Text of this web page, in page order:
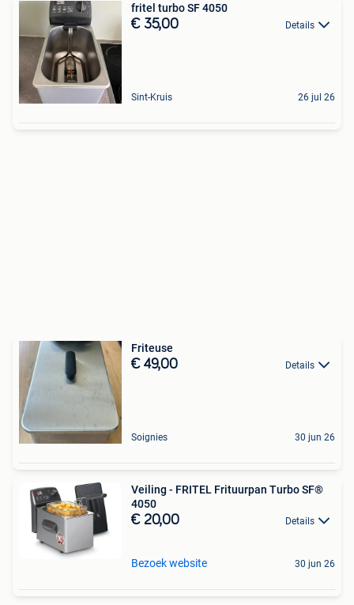
fritel turbo SF 4050
€ 35,00 Details
Sint-Kruis 26 jul 26
Friteuse
€ 49,00 Details
Soignies 30 jun 26
Veiling - FRITEL Frituurpan Turbo SF®
4050
€ 20,00 Details
Bezoek website 30 jun 26